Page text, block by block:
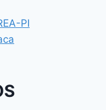
PI